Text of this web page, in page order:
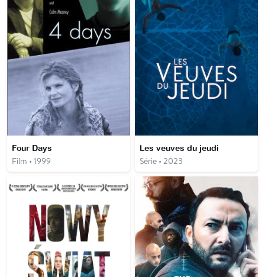
Four Days
Film • 1999
Les veuves du jeudi
Série • 2023